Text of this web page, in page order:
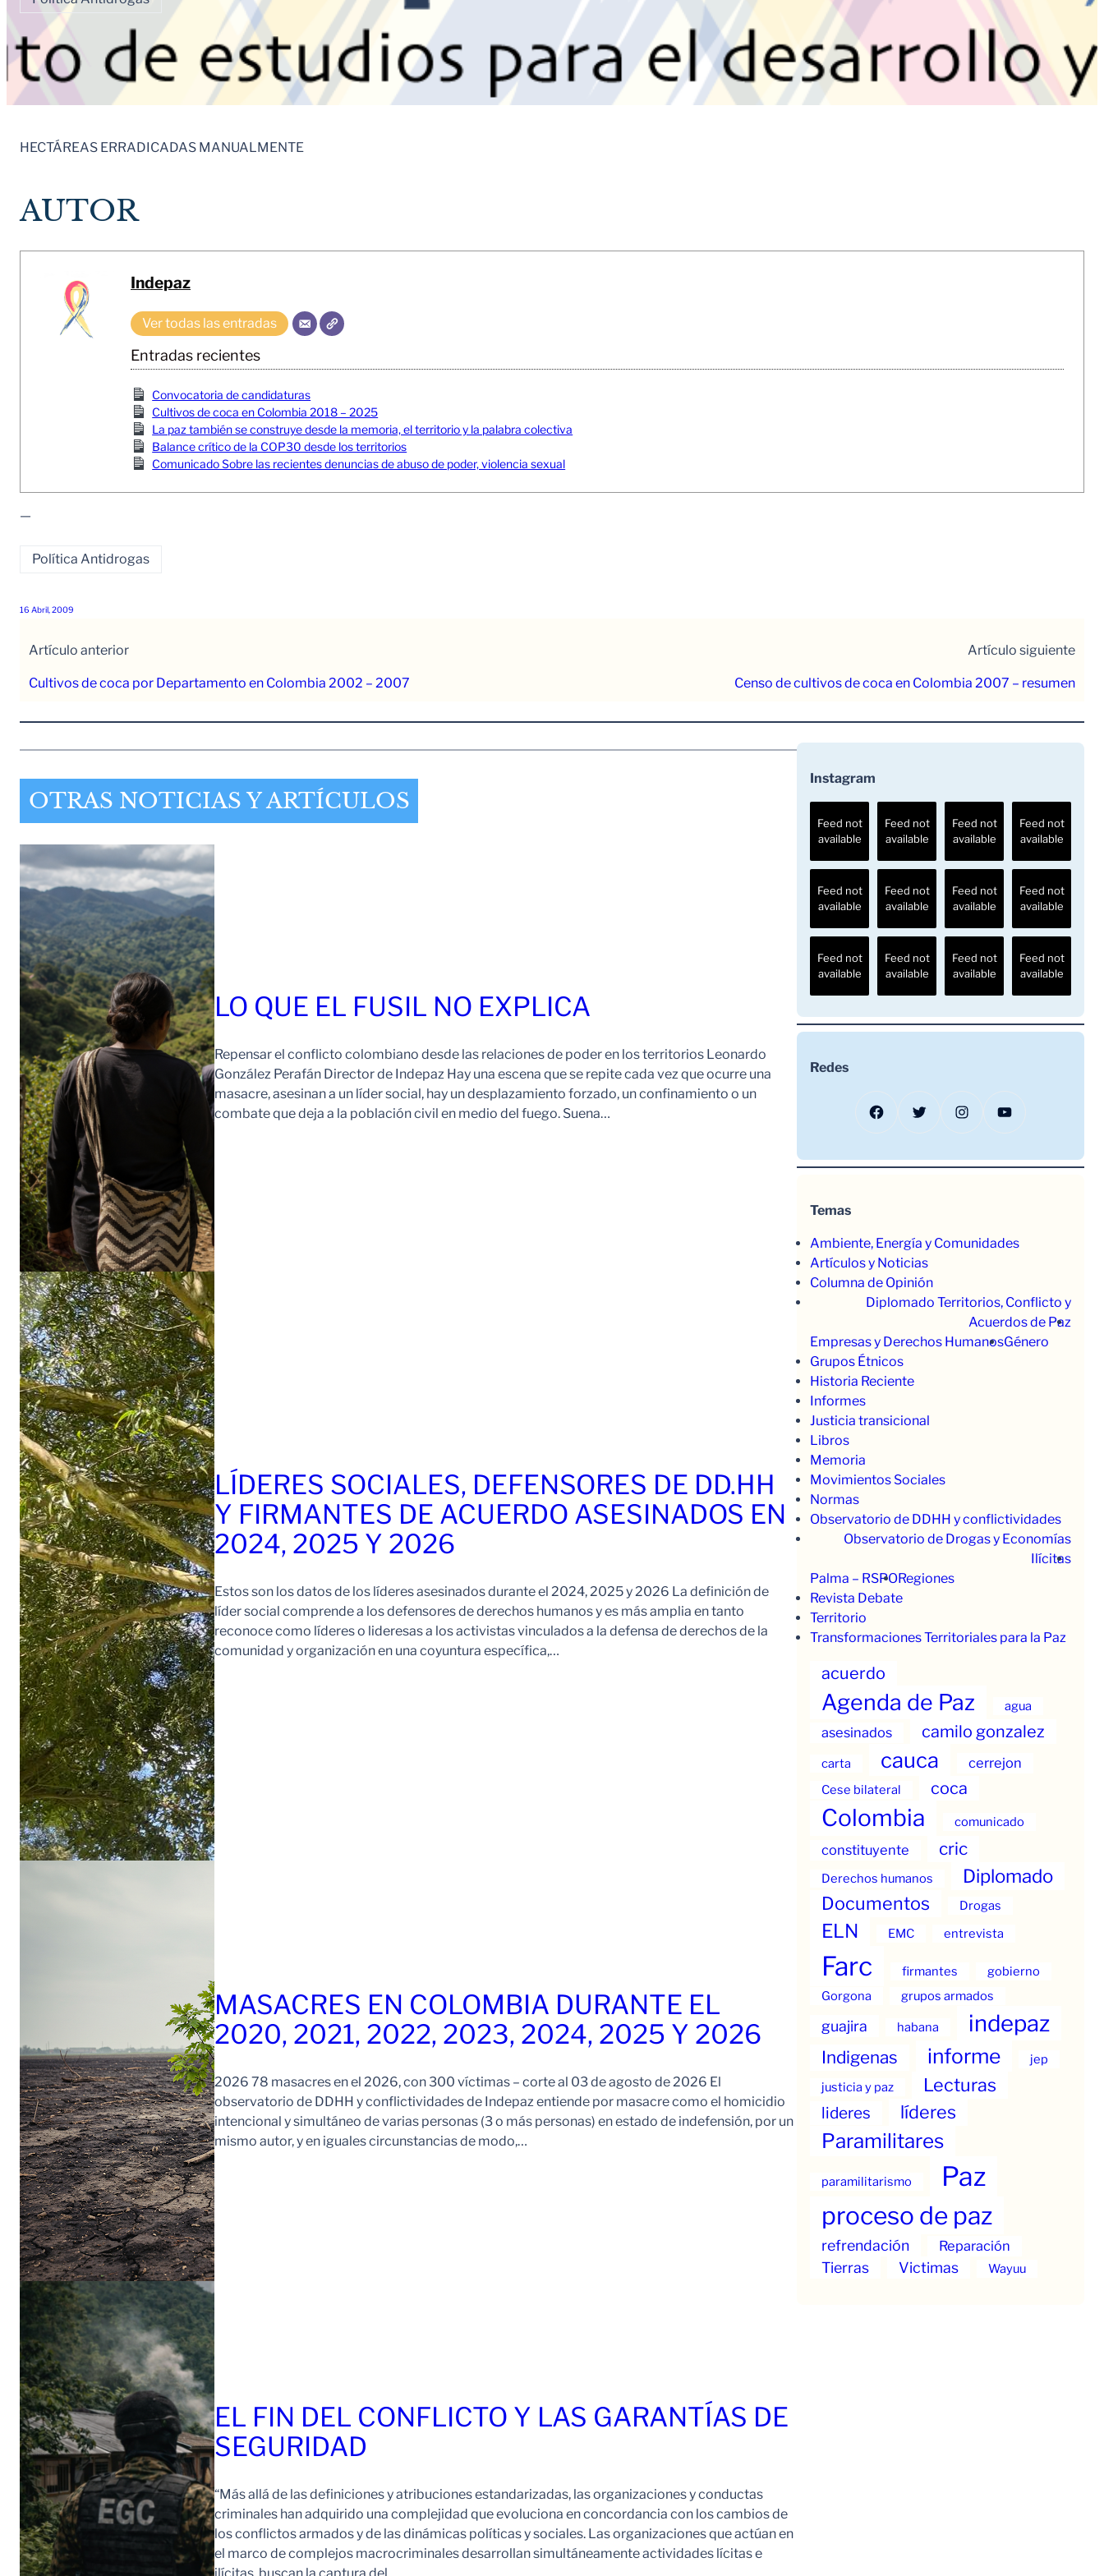
HECTÁREAS ERRADICADAS MANUALMENTE
AUTOR
Indepaz
Ver todas las entradas
Entradas recientes
Convocatoria de candidaturas
Cultivos de coca en Colombia 2018 – 2025
La paz también se construye desde la memoria, el territorio y la palabra colectiva
Balance crítico de la COP30 desde los territorios
Comunicado Sobre las recientes denuncias de abuso de poder, violencia sexual
—
Política Antidrogas
16 Abril, 2009
Artículo anterior
Cultivos de coca por Departamento en Colombia 2002 – 2007
Artículo siguiente
Censo de cultivos de coca en Colombia 2007 – resumen
OTRAS NOTICIAS Y ARTÍCULOS
LO QUE EL FUSIL NO EXPLICA
Repensar el conflicto colombiano desde las relaciones de poder en los territorios Leonardo
González Perafán Director de Indepaz Hay una escena que se repite cada vez que ocurre una
masacre, asesinan a un líder social, hay un desplazamiento forzado, un confinamiento o un
combate que deja a la población civil en medio del fuego. Suena…
LÍDERES SOCIALES, DEFENSORES DE DD.HH
Y FIRMANTES DE ACUERDO ASESINADOS EN
2024, 2025 Y 2026
Estos son los datos de los líderes asesinados durante el 2024, 2025 y 2026 La definición de
líder social comprende a los defensores de derechos humanos y es más amplia en tanto
reconoce como líderes o lideresas a los activistas vinculados a la defensa de derechos de la
comunidad y organización en una coyuntura específica,…
MASACRES EN COLOMBIA DURANTE EL
2020, 2021, 2022, 2023, 2024, 2025 Y 2026
2026 78 masacres en el 2026, con 300 víctimas – corte al 03 de agosto de 2026 El
observatorio de DDHH y conflictividades de Indepaz entiende por masacre como el homicidio
intencional y simultáneo de varias personas (3 o más personas) en estado de indefensión, por un
mismo autor, y en iguales circunstancias de modo,…
EL FIN DEL CONFLICTO Y LAS GARANTÍAS DE
SEGURIDAD
“Más allá de las definiciones y atribuciones estandarizadas, las organizaciones y conductas
criminales han adquirido una complejidad que evoluciona en concordancia con los cambios de
los conflictos armados y de las dinámicas políticas y sociales. Las organizaciones que actúan en
el marco de complejos macrocriminales desarrollan simultáneamente actividades lícitas e
Instagram
Feed not
available
Feed not
available
Feed not
available
Feed not
available
Feed not
available
Feed not
available
Feed not
available
Feed not
available
Feed not
available
Feed not
available
Feed not
available
Feed not
available
Redes
Facebook Twitter Instagram YouTube
Temas
Ambiente, Energía y Comunidades
Artículos y Noticias
Columna de Opinión
Diplomado Territorios, Conflicto y
Acuerdos de Paz
Empresas y Derechos HumanosGénero
Grupos Étnicos
Historia Reciente
Informes
Justicia transicional
Libros
Memoria
Movimientos Sociales
Normas
Observatorio de DDHH y conflictividades
Observatorio de Drogas y Economías
Ilícitas
Palma – RSPORegiones
Revista Debate
Territorio
Transformaciones Territoriales para la Paz
acuerdo
Agenda de Paz agua
asesinados camilo gonzalez
carta cauca cerrejon
Cese bilateral coca
Colombia comunicado
constituyente cric
Derechos humanos Diplomado
Documentos Drogas
ELN EMC entrevista
Farc firmantes
gobierno
Gorgona
grupos armados
guajira habana indepaz
Indigenas informe
jep
justicia y paz
Lecturas
lideres líderes
Paramilitares
paramilitarismo Paz
proceso de paz
refrendación Reparación
Tierras Victimas Wayuu